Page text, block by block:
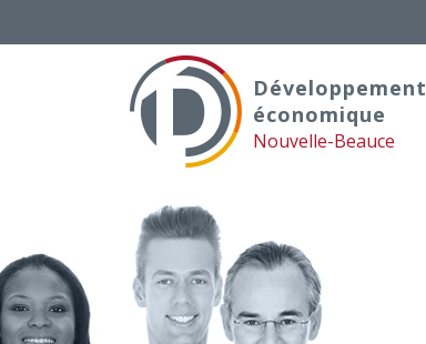
Développement
économique
Nouvelle-Beauce